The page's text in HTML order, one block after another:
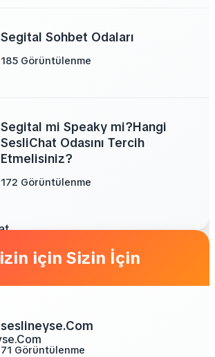
Segital Sohbet Odaları
185 Görüntülenme
Segital mi Speaky mi?Hangi
SesliChat Odasını Tercih
Etmelisiniz?
172 Görüntülenme
Sizin İçin
seslineyse.Com
71 Görüntülenme